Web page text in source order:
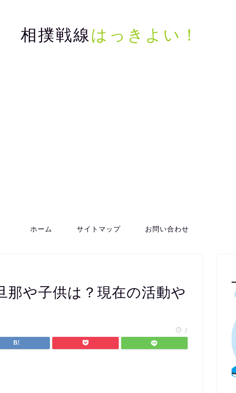
相撲戦線はっきよい！
ホーム サイトマップ お問い合わせ
那や子供は？現在の活動や
/